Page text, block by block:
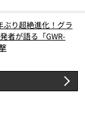
ぶり超絶進化！グラ
者が語る「GWR-